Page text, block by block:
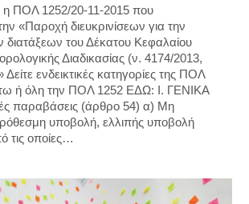
η ΠΟΛ 1252/20-11-2015 που
«Παροχή διευκρινίσεων για την
του Δέκατου Κεφαλαίου
Διαδικασίας (ν. 4174/2013,
ενδεικτικές κατηγορίες της ΠΟΛ
ή όλη την ΠΟΛ 1252 ΕΔΩ: Ι. ΓΕΝΙΚΑ
παραβάσεις (άρθρο 54) α) Μη
υποβολή, ελλιπής υποβολή
τις οποίες…